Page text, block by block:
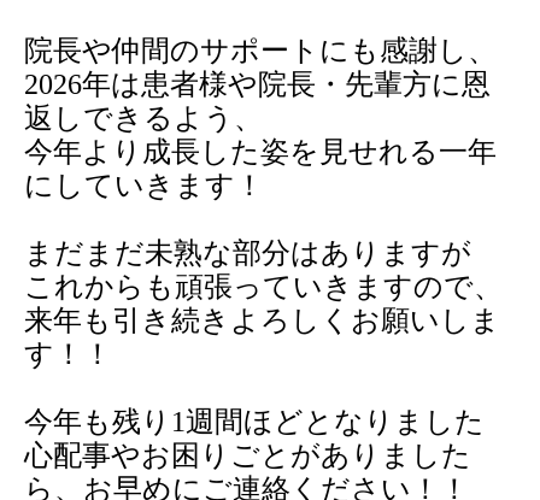
院長や仲間のサポートにも感謝し、
2026年は患者様や院長・先輩方に恩
返しできるよう、
今年より成長した姿を見せれる一年
にしていきます！
まだまだ未熟な部分はありますが
これからも頑張っていきますので、
来年も引き続きよろしくお願いしま
す！！
今年も残り 1週間ほどとなりました
心配事やお困りごとがありました
ら、お早めにご連絡ください！！